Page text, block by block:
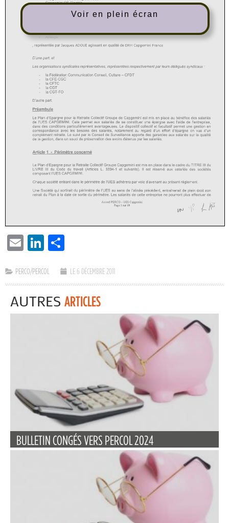
Voir en plein écran
EMAIL LINKEDIN
PERCO/PERCOL LE 6 DÉCEMBRE 2011
AUTRES ARTICLES
BULLETIN CONGÉS VERS PERCOL 2024